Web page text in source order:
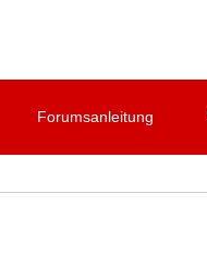
Forumsanleitung